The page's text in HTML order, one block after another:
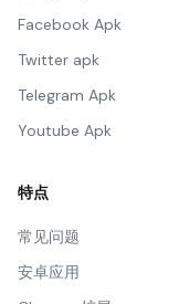
Facebook Apk
Twitter apk
Telegram Apk
Youtube Apk
特点
常见问题
安卓应用